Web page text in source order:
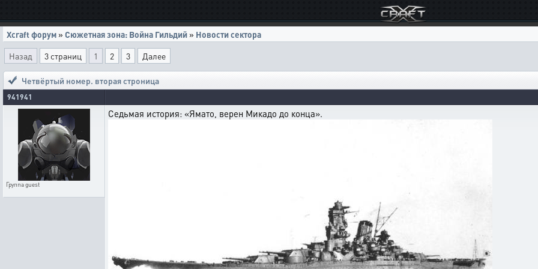
Xcraft форум » Сюжетная зона: Война Гильдий » Новости сектора
Назад
3 страниц 1 2 3 Далее
Четвёртый номер. вторая строница
941941
Группаguest
Седьмая история: «Ямато, верен Микадо до конца».